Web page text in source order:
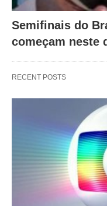
Semifinais do
começam neste
RECENT POSTS